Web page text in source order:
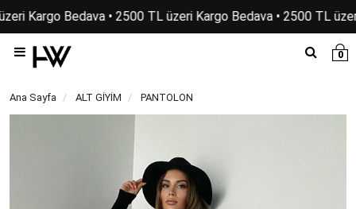
Kargo Bedava • 2500 TL üzeri Kargo Bedava • 2500 TL
0
Ana Sayfa ALT GİYİM PANTOLON